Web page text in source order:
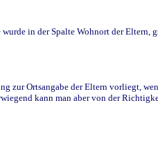
in der Spalte Wohnort der Eltern,
zur Ortsangabe der Eltern vorliegt,
kann man aber von der